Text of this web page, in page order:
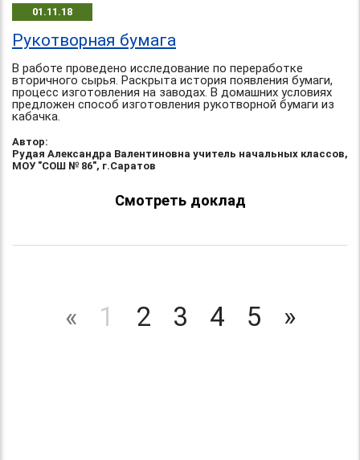
01.11.18
Рукотворная бумага
В работе проведено исследование по переработке
вторичного сырья. Раскрыта история появления бумаги,
процесс изготовления на заводах. В домашних условиях
предложен способ изготовления рукотворной бумаги из
кабачка.
Автор:
Рудая Александра Валентиновна учитель начальных классов,
МОУ "СОШ № 86", г.Саратов
Смотреть доклад
« 1 2 3 4 5 »